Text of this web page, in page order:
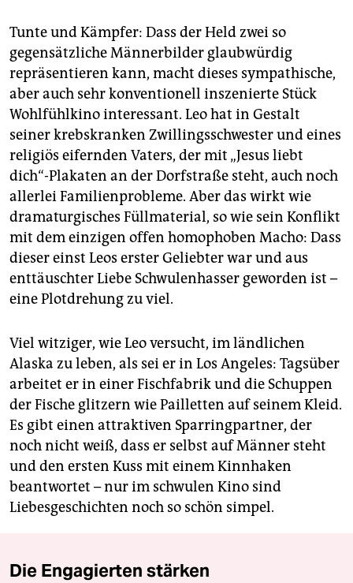
Tunte und Kämpfer: Dass der Held zwei so
gegensätzliche Männerbilder glaubwürdig
repräsentieren kann, macht dieses sympathische,
aber auch sehr konventionell inszenierte Stück
Wohlfühlkino interessant. Leo hat in Gestalt
seiner krebskranken Zwillingsschwester und eines
religiös eifernden Vaters, der mit „Jesus liebt
dich“-Plakaten an der Dorfstraße steht, auch noch
allerlei Familienprobleme. Aber das wirkt wie
dramaturgisches Füllmaterial, so wie sein Konflikt
mit dem einzigen offen homophoben Macho: Dass
dieser einst Leos erster Geliebter war und aus
enttäuschter Liebe Schwulenhasser geworden ist –
eine Plotdrehung zu viel.
Viel witziger, wie Leo versucht, im ländlichen
Alaska zu leben, als sei er in Los Angeles: Tagsüber
arbeitet er in einer Fischfabrik und die Schuppen
der Fische glitzern wie Pailletten auf seinem Kleid.
Es gibt einen attraktiven Sparringpartner, der
noch nicht weiß, dass er selbst auf Männer steht
und den ersten Kuss mit einem Kinnhaken
beantwortet – nur im schwulen Kino sind
Liebesgeschichten noch so schön simpel.
Die Engagierten stärken